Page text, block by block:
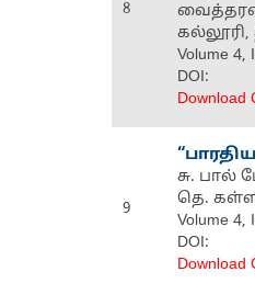
8
Volume 4,
DOI:
Download
9
சு. பால்
தெ.
Volume 4,
DOI:
Download